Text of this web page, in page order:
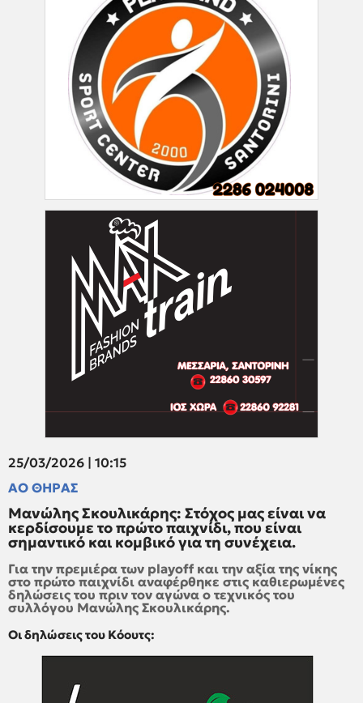
25/03/2026 | 10:15
ΑΟ ΘΗΡΑΣ
Μανώλης Σκουλικάρης: Στόχος μας είναι να
κερδίσουμε το πρώτο παιχνίδι, που είναι
σημαντικό και κομβικό για τη συνέχεια.
Για την πρεμιέρα των playoff και την αξία της νίκης
στο πρώτο παιχνίδι αναφέρθηκε στις καθιερωμένες
δηλώσεις του πριν τον αγώνα ο τεχνικός του
συλλόγου Μανώλης Σκουλικάρης.
Οι δηλώσεις του Κόουτς: